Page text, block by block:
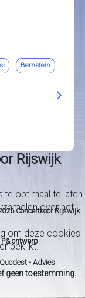
Bernstein
Das
Concertkoor Rijswijk.
P& ontwerp
Quodest - Advies
Rijswijk
optimaal te laten
over het
om deze cookies
bekijkt.
geen toestemming.